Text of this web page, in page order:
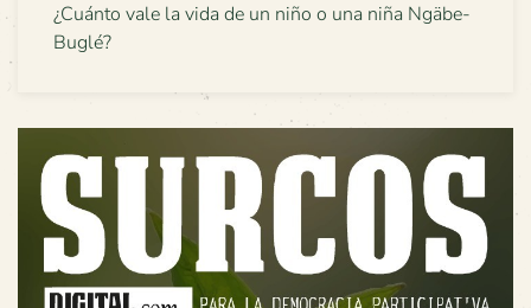
¿Cuánto vale la vida de un niño o una niña Ngäbe-
Buglé?